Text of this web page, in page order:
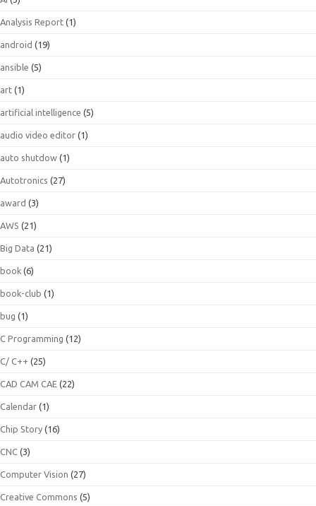
Analysis Report (1)
android (19)
ansible (5)
art (1)
artificial intelligence (5)
audio video editor (1)
auto shutdow (1)
Autotronics (27)
award (3)
AWS (21)
Big Data (21)
book (6)
book-club (1)
bug (1)
C Programming (12)
C/ C++ (25)
CAD CAM CAE (22)
Calendar (1)
Chip Story (16)
CNC (3)
Computer Vision (27)
Creative Commons (5)